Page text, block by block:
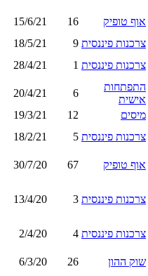
אוף טופיק 16
15/6/21
צרכנות פיננסית 9
18/5/21
צרכנות פיננסית 1
28/4/21
התפתחות
אישית
6
20/4/21
מיסים 12
19/3/21
צרכנות פיננסית 5
18/2/21
אוף טופיק 67
30/7/20
צרכנות פיננסית 3
13/4/20
צרכנות פיננסית 4
2/4/20
שוק ההון 26
6/3/20